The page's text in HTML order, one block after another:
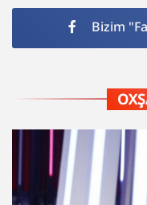
Bizim